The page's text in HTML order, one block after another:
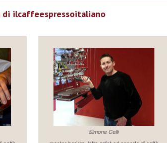
di ilcaffeespressoitaliano
Simone Celli